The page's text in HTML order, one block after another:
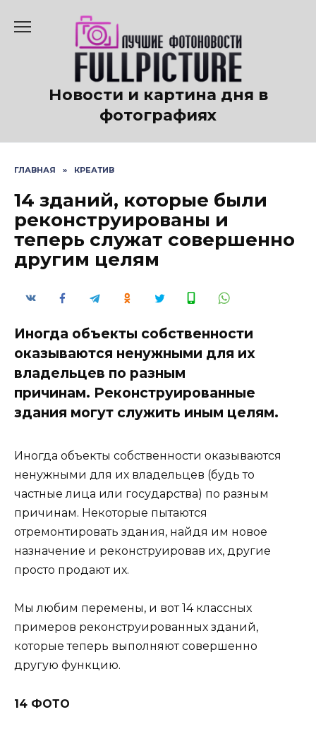
содержанию
Новости и картина дня в
фотографиях
ГЛАВНАЯ » КРЕАТИВ
14 зданий, которые были
реконструированы и
теперь служат совершенно
другим целям
Иногда объекты собственности
оказываются ненужными для их
владельцев по разным
причинам. Реконструированные
здания могут служить иным целям.
Иногда объекты собственности оказываются
ненужными для их владельцев (будь то
частные лица или государства) по разным
причинам. Некоторые пытаются
отремонтировать здания, найдя им новое
назначение и реконструировав их, другие
просто продают их.
Мы любим перемены, и вот 14 классных
примеров реконструированных зданий,
которые теперь выполняют совершенно
другую функцию.
14 ФОТО